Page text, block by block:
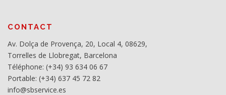
CONTACT
Av. Dolça de Provença, 20, Local 4, 08629,
Torrelles de Llobregat, Barcelona
Téléphone: (+34) 93 634 06 67
Portable: (+34) 637 45 72 82
info@sbservice.es